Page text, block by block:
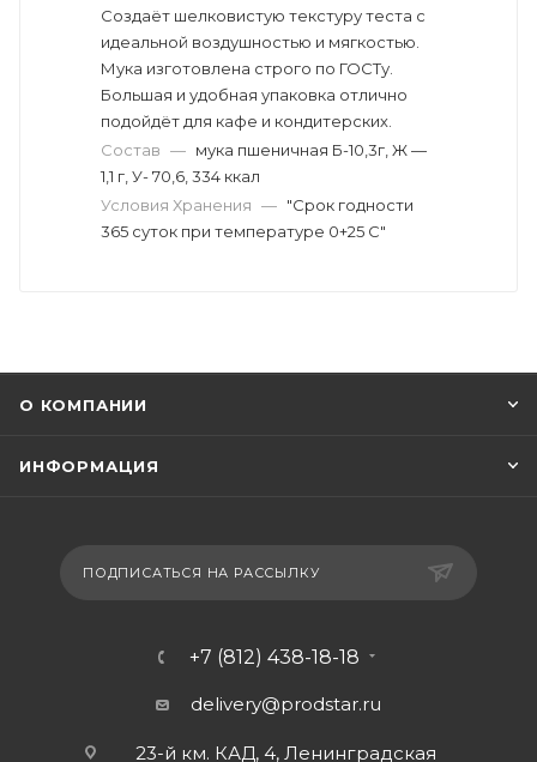
Создаёт шелковистую текстуру теста с
идеальной воздушностью и мягкостью.
Мука изготовлена строго по ГОСТу.
Большая и удобная упаковка отлично
подойдёт для кафе и кондитерских.
Состав — мука пшеничная Б-10,3г, Ж —
1,1 г, У- 70,6, 334 ккал
Условия Хранения — "Срок годности
365 суток при температуре 0+25 С"
О КОМПАНИИ
ИНФОРМАЦИЯ
ПОДПИСАТЬСЯ НА РАССЫЛКУ
+7 (812) 438-18-18
delivery@prodstar.ru
23-й км. КАД, 4, Ленинградская